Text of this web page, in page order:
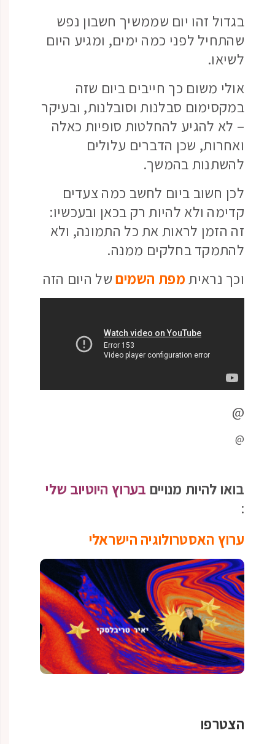
בגדול זהו יום שממשיך חשבון נפש
שהתחיל לפני כמה ימים, ומגיע היום
לשיאו.
אולי משום כך חייבים ביום שזה
במקסימום סבלנות וסובלנות, ובעיקר
– לא להגיע להחלטות סופיות כאלה
ואחרות, שכן הדברים עלולים
להשתנות בהמשך.
לכן חשוב ביום לחשב כמה צעדים
קדימה ולא להיות רק בכאן ובעכשיו:
זה הזמן לראות את כל התמונה, ולא
להתמקד בחלקים ממנה.
וכך נראיתמפת השמיםשל היום הזה
@
@
בואו להיות מנויים בערוץ היוטיוב שלי
:
ערוץ האסטרולוגיה הישראלי
הצטרפו